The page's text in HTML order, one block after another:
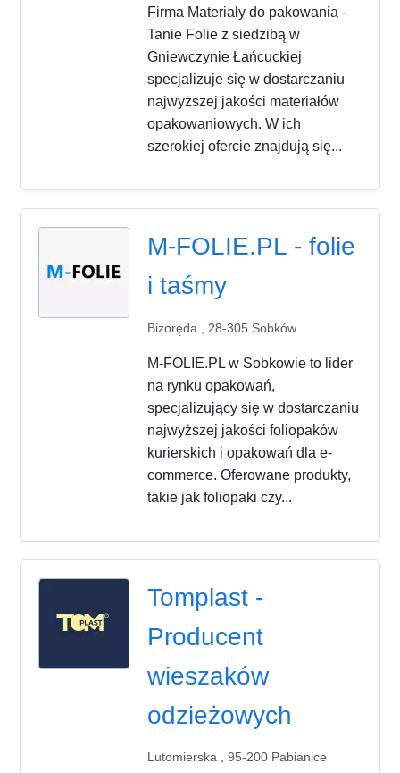
Firma Materiały do pakowania -
Tanie Folie z siedzibą w
Gniewczynie Łańcuckiej
specjalizuje się w dostarczaniu
najwyższej jakości materiałów
opakowaniowych. W ich
szerokiej ofercie znajdują się...
M-FOLIE.PL - folie
i taśmy
Bizoręda , 28-305 Sobków
M-FOLIE.PL w Sobkowie to lider
na rynku opakowań,
specjalizujący się w dostarczaniu
najwyższej jakości foliopaków
kurierskich i opakowań dla e-
commerce. Oferowane produkty,
takie jak foliopaki czy...
Tomplast -
Producent
wieszaków
odzieżowych
Lutomierska , 95-200 Pabianice